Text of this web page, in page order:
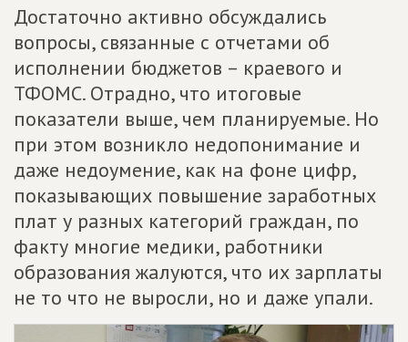
Достаточно активно обсуждались
вопросы, связанные с отчетами об
исполнении бюджетов – краевого и
ТФОМС. Отрадно, что итоговые
показатели выше, чем планируемые. Но
при этом возникло недопонимание и
даже недоумение, как на фоне цифр,
показывающих повышение заработных
плат у разных категорий граждан, по
факту многие медики, работники
образования жалуются, что их зарплаты
не то что не выросли, но и даже упали.